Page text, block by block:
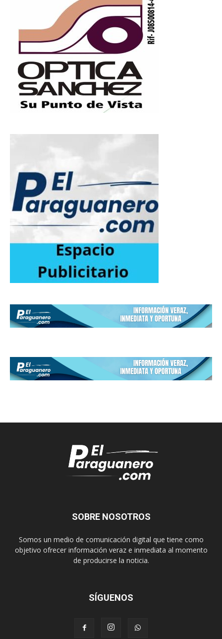
SOBRE NOSOTROS
Somos un medio de comunicación digital que tiene como
objetivo ofrecer información veraz e inmediata al momento
de producirse la noticia.
SÍGUENOS